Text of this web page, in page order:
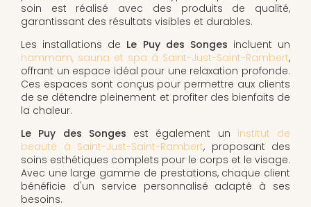
soin est réalisé avec des produits de qualité,
garantissant des résultats visibles et durables.
Les installations de Le Puy des Songes incluent un
hammam, sauna et spa à Saint-Just-Saint-Rambert,
offrant un espace idéal pour une relaxation profonde.
Ces espaces sont conçus pour permettre aux clients
de se détendre pleinement et profiter des bienfaits de
la chaleur.
Le Puy des Songes est également un institut de
beauté à Saint-Just-Saint-Rambert, proposant des
soins esthétiques complets pour le corps et le visage.
Avec une large gamme de prestations, chaque client
bénéficie d'un service personnalisé adapté à ses
besoins.